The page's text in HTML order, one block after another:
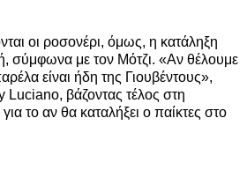
οι ροσονέρι, όμως, η κατάληξη
σύμφωνα με τον Μότζι. «Αν θέλουμε
είναι ήδη της Γιουβέντους»,
Luciano, βάζοντας τέλος στη
το αν θα καταλήξει ο παίκτες στο